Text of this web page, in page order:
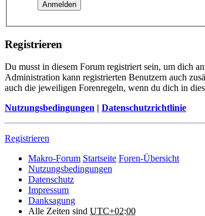
Registrieren
Du musst in diesem Forum registriert sein, um dich
Administration kann registrierten Benutzern auch
auch die jeweiligen Forenregeln, wenn du dich in
Nutzungsbedingungen | Datenschutzrichtlinie
Registrieren
Makro-Forum Startseite Foren-Übersicht
Nutzungsbedingungen
Datenschutz
Impressum
Danksagung
Alle Zeiten sind UTC+02:00